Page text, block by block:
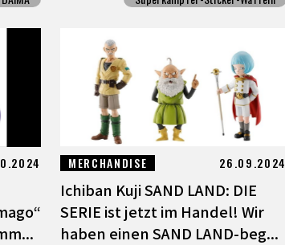
MERCHANDISE 26.09.2024
Ichiban Kuji SAND LAND: DIE
SERIE ist jetzt im Handel! Wir
haben einen SAND LAND-beg...